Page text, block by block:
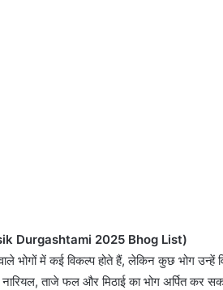
Durgashtami 2025 Bhog List)
वाले भोगों में कई विकल्प होते हैं, लेकिन कुछ भोग
नारियल, ताजे फल और मिठाई का भोग अर्पित